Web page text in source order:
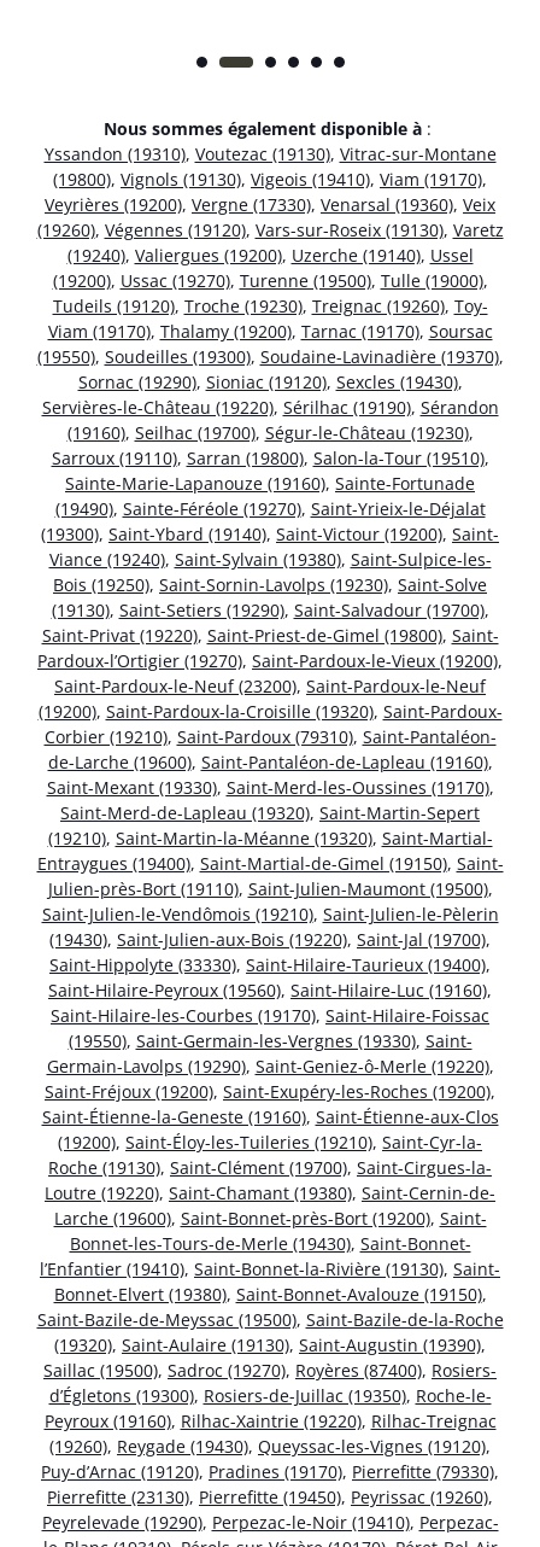
Nous sommes également disponible à :
Yssandon (19310), Voutezac (19130), Vitrac-sur-Montane
(19800), Vignols (19130), Vigeois (19410), Viam (19170),
Veyrières (19200), Vergne (17330), Venarsal (19360), Veix
(19260), Végennes (19120), Vars-sur-Roseix (19130), Varetz
(19240), Valiergues (19200), Uzerche (19140), Ussel
(19200), Ussac (19270), Turenne (19500), Tulle (19000),
Tudeils (19120), Troche (19230), Treignac (19260), Toy-
Viam (19170), Thalamy (19200), Tarnac (19170), Soursac
(19550), Soudeilles (19300), Soudaine-Lavinadière (19370),
Sornac (19290), Sioniac (19120), Sexcles (19430),
Servières-le-Château (19220), Sérilhac (19190), Sérandon
(19160), Seilhac (19700), Ségur-le-Château (19230),
Sarroux (19110), Sarran (19800), Salon-la-Tour (19510),
Sainte-Marie-Lapanouze (19160), Sainte-Fortunade
(19490), Sainte-Féréole (19270), Saint-Yrieix-le-Déjalat
(19300), Saint-Ybard (19140), Saint-Victour (19200), Saint-
Viance (19240), Saint-Sylvain (19380), Saint-Sulpice-les-
Bois (19250), Saint-Sornin-Lavolps (19230), Saint-Solve
(19130), Saint-Setiers (19290), Saint-Salvadour (19700),
Saint-Privat (19220), Saint-Priest-de-Gimel (19800), Saint-
Pardoux-l’Ortigier (19270), Saint-Pardoux-le-Vieux (19200),
Saint-Pardoux-le-Neuf (23200), Saint-Pardoux-le-Neuf
(19200), Saint-Pardoux-la-Croisille (19320), Saint-Pardoux-
Corbier (19210), Saint-Pardoux (79310), Saint-Pantaléon-
de-Larche (19600), Saint-Pantaléon-de-Lapleau (19160),
Saint-Mexant (19330), Saint-Merd-les-Oussines (19170),
Saint-Merd-de-Lapleau (19320), Saint-Martin-Sepert
(19210), Saint-Martin-la-Méanne (19320), Saint-Martial-
Entraygues (19400), Saint-Martial-de-Gimel (19150), Saint-
Julien-près-Bort (19110), Saint-Julien-Maumont (19500),
Saint-Julien-le-Vendômois (19210), Saint-Julien-le-Pèlerin
(19430), Saint-Julien-aux-Bois (19220), Saint-Jal (19700),
Saint-Hippolyte (33330), Saint-Hilaire-Taurieux (19400),
Saint-Hilaire-Peyroux (19560), Saint-Hilaire-Luc (19160),
Saint-Hilaire-les-Courbes (19170), Saint-Hilaire-Foissac
(19550), Saint-Germain-les-Vergnes (19330), Saint-
Germain-Lavolps (19290), Saint-Geniez-ô-Merle (19220),
Saint-Fréjoux (19200), Saint-Exupéry-les-Roches (19200),
Saint-Étienne-la-Geneste (19160), Saint-Étienne-aux-Clos
(19200), Saint-Éloy-les-Tuileries (19210), Saint-Cyr-la-
Roche (19130), Saint-Clément (19700), Saint-Cirgues-la-
Loutre (19220), Saint-Chamant (19380), Saint-Cernin-de-
Larche (19600), Saint-Bonnet-près-Bort (19200), Saint-
Bonnet-les-Tours-de-Merle (19430), Saint-Bonnet-
l’Enfantier (19410), Saint-Bonnet-la-Rivière (19130), Saint-
Bonnet-Elvert (19380), Saint-Bonnet-Avalouze (19150),
Saint-Bazile-de-Meyssac (19500), Saint-Bazile-de-la-Roche
(19320), Saint-Aulaire (19130), Saint-Augustin (19390),
Saillac (19500), Sadroc (19270), Royères (87400), Rosiers-
d’Égletons (19300), Rosiers-de-Juillac (19350), Roche-le-
Peyroux (19160), Rilhac-Xaintrie (19220), Rilhac-Treignac
(19260), Reygade (19430), Queyssac-les-Vignes (19120),
Puy-d’Arnac (19120), Pradines (19170), Pierrefitte (79330),
Pierrefitte (23130), Pierrefitte (19450), Peyrissac (19260),
Peyrelevade (19290), Perpezac-le-Noir (19410), Perpezac-